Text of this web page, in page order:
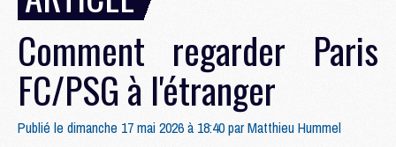
Comment regarder Paris
FC/PSG à l'étranger
Publié le dimanche 17 mai 2026 à 18:40 parMatthieu Hummel